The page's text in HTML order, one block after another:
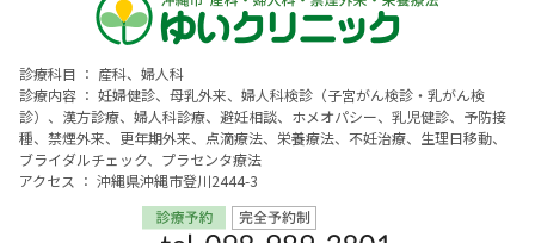
診療科目 ： 産科、婦人科
診療内容 ： 妊婦健診、母乳外来、婦人科検診（子宮がん検診・乳がん検
診）、漢方診療、婦人科診療、避妊相談、ホメオパシー、乳児健診、予防接
種、禁煙外来、更年期外来、点滴療法、栄養療法、不妊治療、生理日移動、
ブライダルチェック、プラセンタ療法
アクセス ： 沖縄県沖縄市登川2444-3